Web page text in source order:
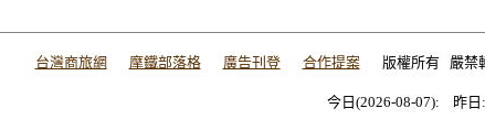
台灣商旅網 摩鐵部落格 廣告刊登 合作提案 版權所有 嚴禁
今日(2026-08-07): 昨